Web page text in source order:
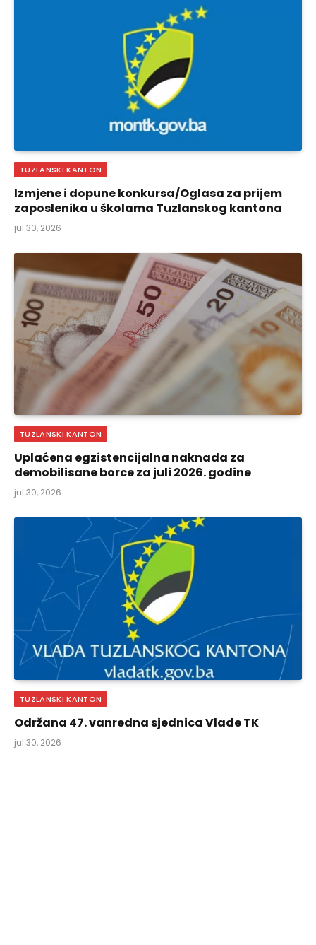
TUZLANSKI KANTON
Izmjene i dopune konkursa/Oglasa za prijem
zaposlenika u školama Tuzlanskog kantona
jul 30, 2026
TUZLANSKI KANTON
Uplaćena egzistencijalna naknada za
demobilisane borce za juli 2026. godine
jul 30, 2026
TUZLANSKI KANTON
Održana 47. vanredna sjednica Vlade TK
jul 30, 2026